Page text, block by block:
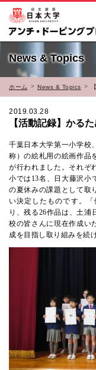
News & Topics
ホーム News & Topics
2019.03.28
【活動記録】かる
千葉日本大学第一小学校
称）の絵札用の絵画作品
が行われました。それぞ
小では 13名、日大藤沢小
の夏休みの課題として取
い決定したものです。
り、残る26作品は、土浦
校の皆さんに現在作成い
成を目指し取り組みを続